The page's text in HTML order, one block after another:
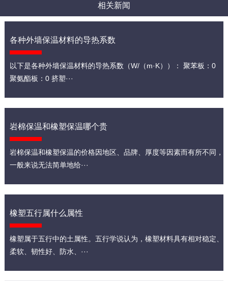
相关新闻
各种外墙保温材料的导热系数
以下是各种外墙保温材料的导热系数（W/（m·K））： 聚苯板：0
聚氨酯板：0 挤塑···
岩棉保温和橡塑保温哪个贵
岩棉保温和橡塑保温的价格因地区、品牌、厚度等因素而有所不同，
一般来说无法简单地给···
橡塑五行属什么属性
橡塑属于五行中的土属性。五行学说认为，橡塑材料具有相对稳定、
柔软、韧性好、防水、···